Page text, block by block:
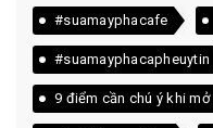
#suamayphacafe
#suamayphacapheuytin
9 điểm cần chú ý khi